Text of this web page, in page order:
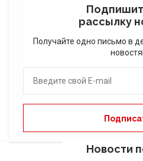
рассылку
Получайте одно письмо в
Новости